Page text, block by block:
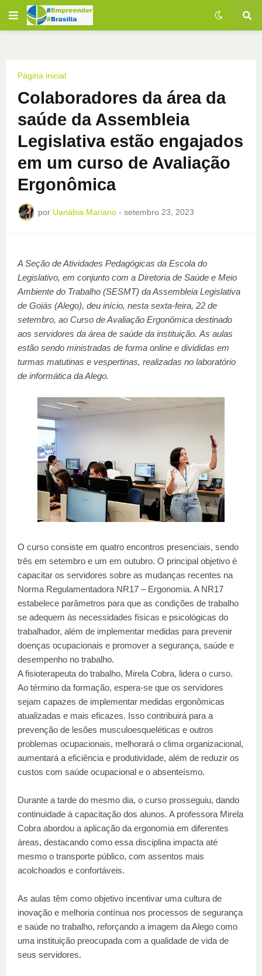
Página inicial
Colaboradores da área da
saúde da Assembleia
Legislativa estão engajados
em um curso de Avaliação
Ergonômica
por Uanábia Mariano - setembro 23, 2023
A Seção de Atividades Pedagógicas da Escola do
Legislativo, em conjunto com a Diretoria de Saúde e Meio
Ambiente do Trabalho (SESMT) da Assembleia Legislativa
de Goiás (Alego), deu início, nesta sexta-feira, 22 de
setembro, ao Curso de Avaliação Ergonômica destinado
aos servidores da área de saúde da instituição. As aulas
estão sendo ministradas de forma online e divididas em
turmas matutinas e vespertinas, realizadas no laboratório
de informática da Alego.
O curso consiste em quatro encontros presenciais, sendo
três em setembro e um em outubro. O principal objetivo é
capacitar os servidores sobre as mudanças recentes na
Norma Regulamentadora NR17 – Ergonomia. A NR17
estabelece parâmetros para que as condições de trabalho
se adequem às necessidades físicas e psicológicas do
trabalhador, além de implementar medidas para prevenir
doenças ocupacionais e promover a segurança, saúde e
desempenho no trabalho.
A fisioterapeuta do trabalho, Mirela Cobra, lidera o curso.
Ao término da formação, espera-se que os servidores
sejam capazes de implementar medidas ergonômicas
atualizadas e mais eficazes. Isso contribuirá para a
prevenção de lesões musculoesqueléticas e outros
problemas ocupacionais, melhorará o clima organizacional,
aumentará a eficiência e produtividade, além de reduzir os
custos com saúde ocupacional e o absenteísmo.
Durante a tarde do mesmo dia, o curso prosseguiu, dando
continuidade à capacitação dos alunos. A professora Mirela
Cobra abordou a aplicação da ergonomia em diferentes
áreas, destacando como essa disciplina impacta até
mesmo o transporte público, com assentos mais
acolchoados e confortáveis.
As aulas têm como objetivo incentivar uma cultura de
inovação e melhoria contínua nos processos de segurança
e saúde no trabalho, reforçando a imagem da Alego como
uma instituição preocupada com a qualidade de vida de
seus servidores.